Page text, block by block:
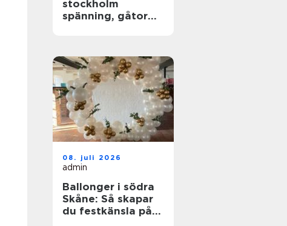
stockholm
spänning, gåtor
08. juli 2026
admin
Ballonger i södra
Skåne: Så skapar
du festkänsla på